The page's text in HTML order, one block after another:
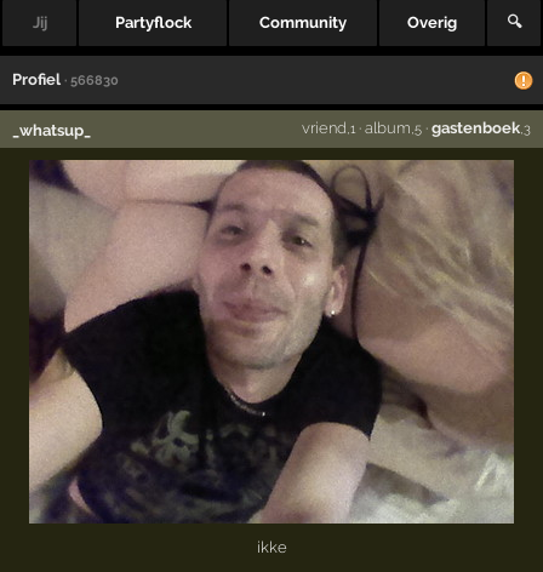
Jij Partyflock Community Overig 🔍
Profiel · 566830
_whatsup_ vriend ,1· album ,5· gastenboek,3
ikke